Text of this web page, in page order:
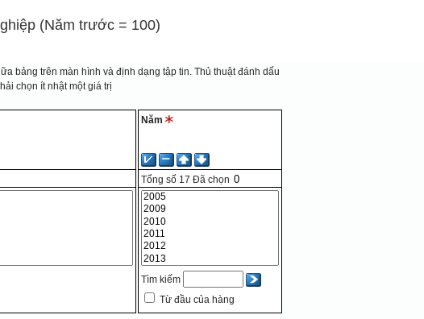
(Năm trước = 100)
bảng trên màn hình và định dạng tập tin.Thủ thuật đánh dấu
chọn ít nhật một giá trị
Năm
Tổng số 17 Đã chọn
Tìm kiếm
Từ đầu của hàng